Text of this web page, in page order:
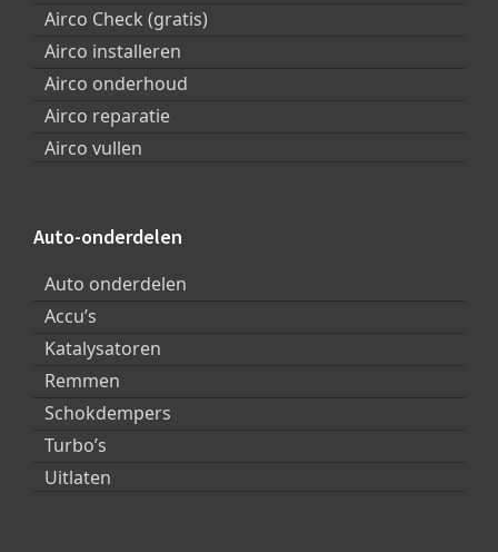
Airco Check (gratis)
Airco installeren
Airco onderhoud
Airco reparatie
Airco vullen
Auto-onderdelen
Auto onderdelen
Accu’s
Katalysatoren
Remmen
Schokdempers
Turbo’s
Uitlaten